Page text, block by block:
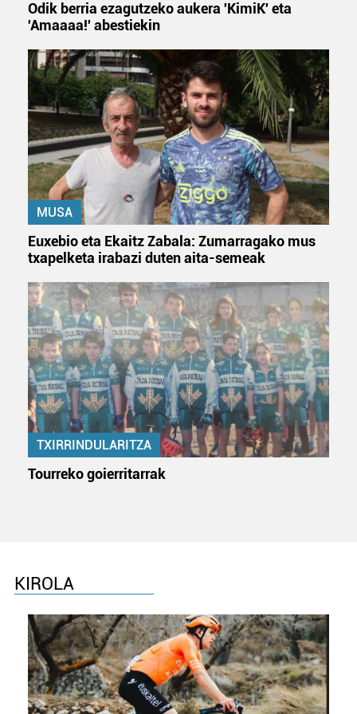
bazkideen zerrenda, beren ustez zein helburutarako
dezakezun ikusteko.
Lortu zure datu pertsonalak prozesatzeko moduari
buruzko informazio gehiago eta ezarri zure lehentasunak
datuen atalean. Edozein unetan alda edo ken dezakezu
zure baimena Cookieen adierazpenean.
Webgune honek cookie propioak eta hirugarrenen cookie-
fitxategiak erabiltzen ditu. Zure esperientzia eta
baliatzen gara. Ohar hau onartuz gero, teknologia hori
erabiltzeko baimen esplizitua ematen diguzu.
irakurri
Odik berria ezagutzeko aukera 'KimiK' eta
'Amaaaa!' abestiekin
MUSA
Euxebio eta Ekaitz Zabala: Zumarragako mus
txapelketa irabazi duten aita-semeak
TXIRRINDULARITZA
Tourreko goierritarrak
KIROLA